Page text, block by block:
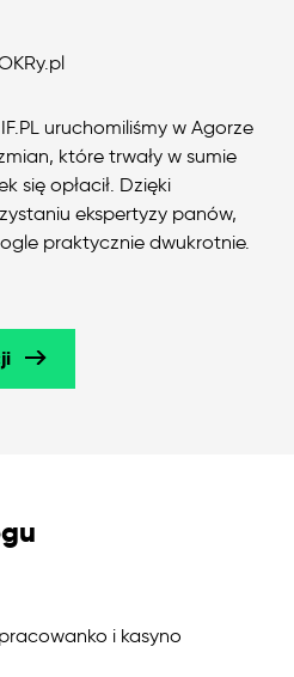
uruchomiliśmy w Agorze
które trwały w sumie
się opłacił. Dzięki
ekspertyzy panów,
praktycznie dwukrotnie.
i kasyno